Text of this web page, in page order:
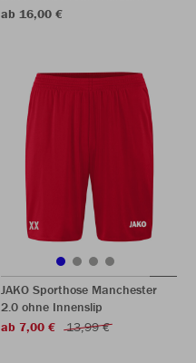
ab 16,00 €
JAKO Sporthose Manchester
2.0 ohne Innenslip
ab 7,00 €
13,99 €